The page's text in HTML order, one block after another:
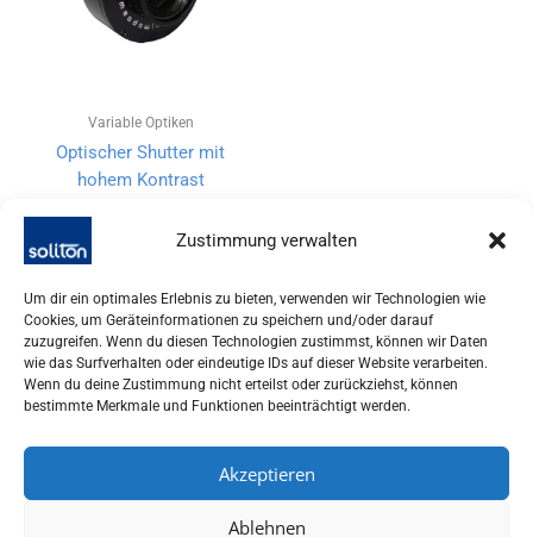
Zustimmung verwalten
Um dir ein optimales Erlebnis zu bieten, verwenden wir Technologien wie
Cookies, um Geräteinformationen zu speichern und/oder darauf
zuzugreifen. Wenn du diesen Technologien zustimmst, können wir Daten
wie das Surfverhalten oder eindeutige IDs auf dieser Website verarbeiten.
Wenn du deine Zustimmung nicht erteilst oder zurückziehst, können
bestimmte Merkmale und Funktionen beeinträchtigt werden.
Akzeptieren
Ablehnen
Variable Optiken
Optischer Shutter mit
hohem Kontrast
SOLITON LASER UND MESSTECHNIK GMBH, TALHOFSTR. 32,